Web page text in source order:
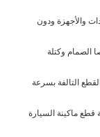
والأجهزة ودون
الصمام وكتلة
التالفة بسرعة
ماكينة السيارة